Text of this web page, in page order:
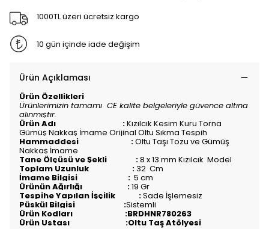
1000TL üzeri ücretsiz kargo
10 gün içinde iade değişim
Ürün Açıklaması
Ürün Özellikleri
Ürünlerimizin tamamı CE kalite belgeleriyle güvence altına
alınmıştır.
Ürün Adı :Kızılcık Kesim Kuru Torna
Gümüş Nakkaş İmame Orijinal Oltu Sıkma Tespih
Hammaddesi :Oltu Taşı Tozu ve Gümüş
Nakkaş İmame
Tane Ölçüsü ve Şekli :8 x 13 mm Kızılcık Model
Toplam Uzunluk :32 Cm
İmame Bilgisi : 5 cm
Ürünün Ağırlığı :19 Gr
Tespihe Yapılan İşçilik :Sade İşlemesiz
Püskül Bilgisi :Sistemli
Ürün Kodları :BRDHNR780263
Ürün Ustası :Oltu Taş Atölyesi